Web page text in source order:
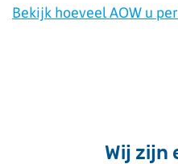
Bekijk hoeveel AOW u
Wij zijn